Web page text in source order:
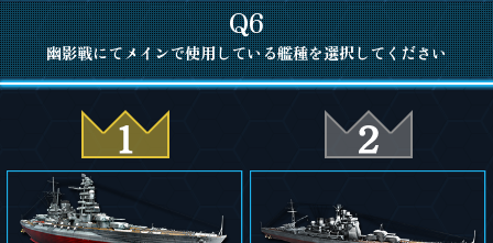
Q6
幽影戦にてメインで使用している艦種を選択してください